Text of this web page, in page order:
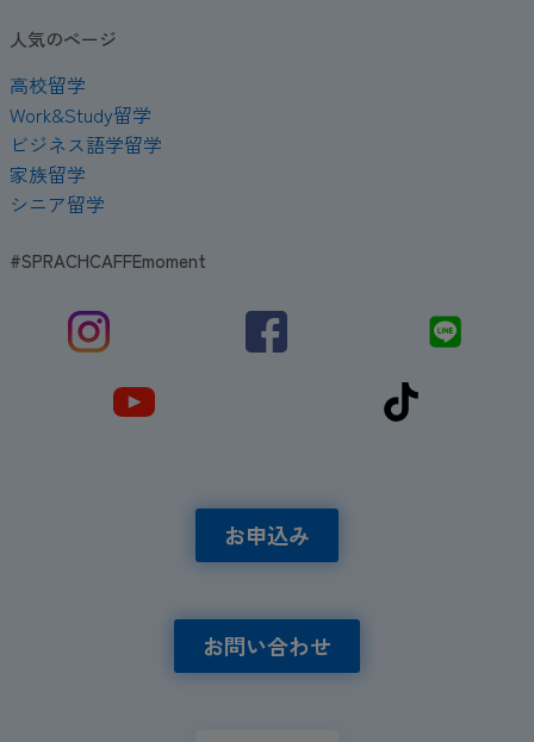
人気のページ
高校留学
Work&Study留学
ビジネス語学留学
家族留学
シニア留学
#SPRACHCAFFEmoment
お申込み
お問い合わせ